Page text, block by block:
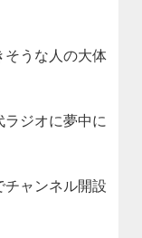
そうな人の大体
ジオに夢中に
チャンネル開設